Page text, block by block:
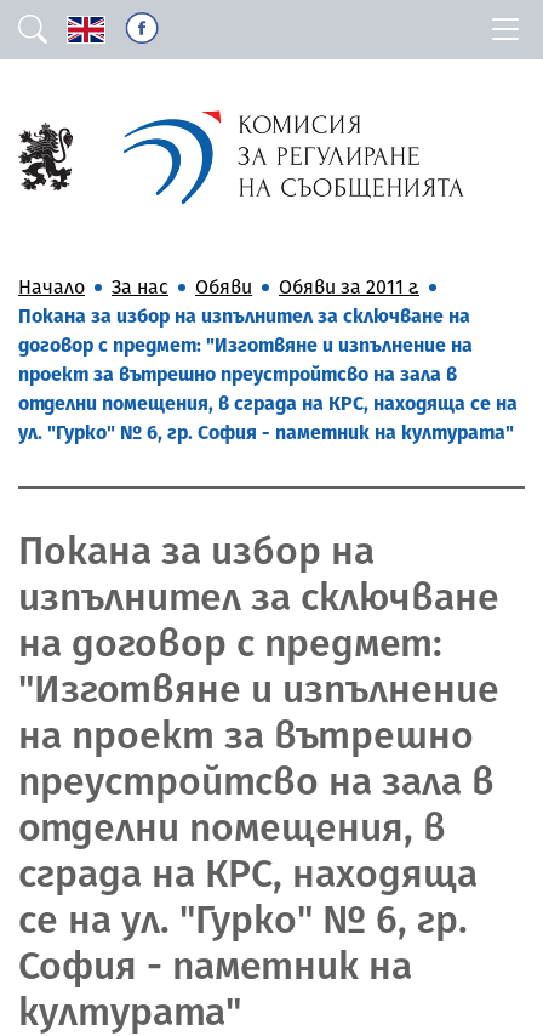
Начало За нас Обяви
Обяви за 2011 г.
Покана за избор на изпълнител за сключване на
договор с предмет: "Изготвяне и изпълнение на
проект за вътрешно преустройтсво на зала в
отделни помещения, в сграда на КРС, находяща се на
ул. "Гурко" № 6, гр. София - паметник на културата"
Покана за избор на
изпълнител за сключване
на договор с предмет:
"Изготвяне и изпълнение
на проект за вътрешно
преустройтсво на зала в
отделни помещения, в
сграда на КРС, находяща
се на ул. "Гурко" № 6, гр.
София - паметник на
културата"